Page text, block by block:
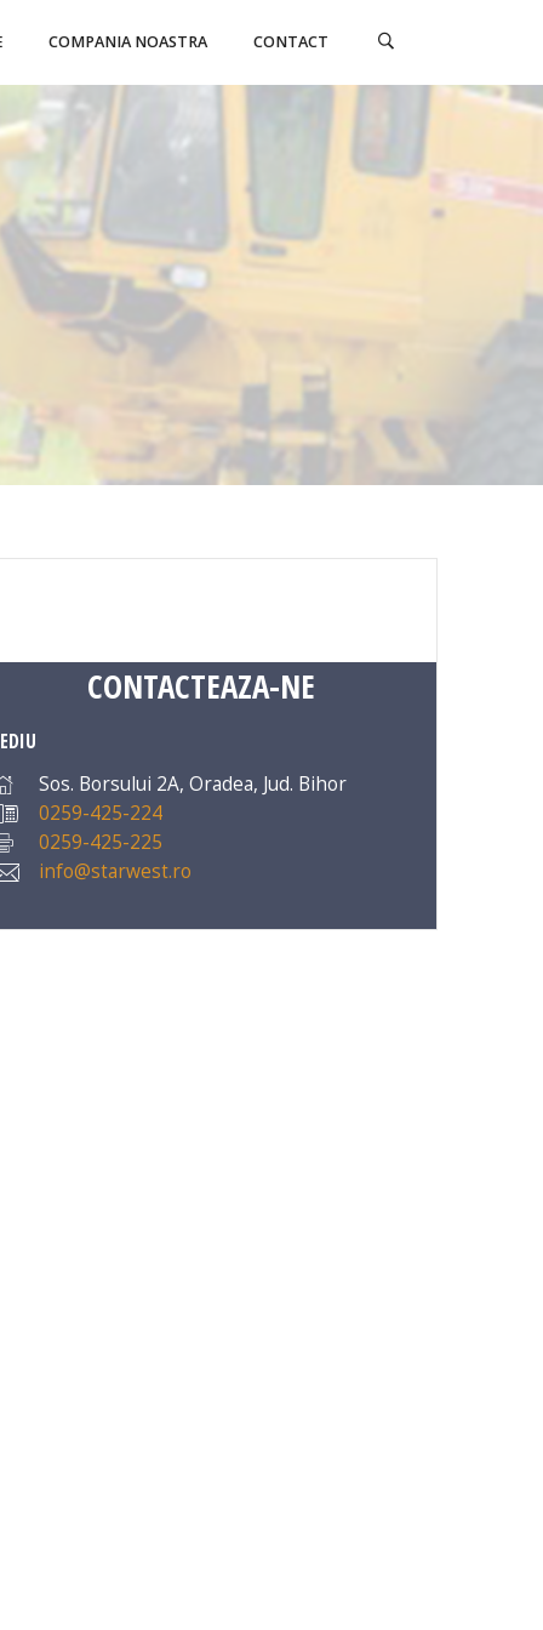
COMPANIA NOASTRA CONTACT
CONTACTEAZA-NE
Sos. Borsului 2A, Oradea, Jud. Bihor
0259-425-224
0259-425-225
info@starwest.ro